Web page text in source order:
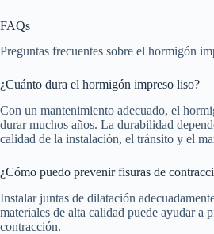
FAQs
Preguntas frecuentes sobre el hormigón
¿Cuánto dura el hormigón impreso liso?
Con un mantenimiento adecuado, el
durar muchos años. La durabilidad
calidad de la instalación, el tránsito y el
¿Cómo puedo prevenir fisuras de
Instalar juntas de dilatación
materiales de alta calidad puede ayudar a
contracción.